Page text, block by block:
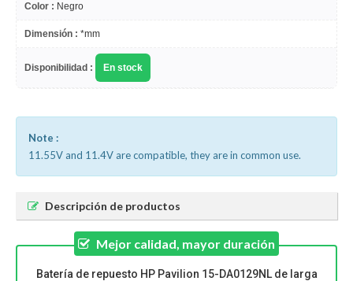
Color : Negro
Dimensión : *mm
Disponibilidad : En stock
Note :
11.55V and 11.4V are compatible, they are in common use.
Descripción de productos
Mejor calidad, mayor duración
Batería de repuesto HP Pavilion 15-DA0129NL de larga